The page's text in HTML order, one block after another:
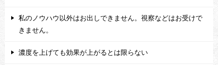
私のノウハウ以外はお出しできません。視察などはお受けで
きません。
濃度を上げても効果が上がるとは限らない